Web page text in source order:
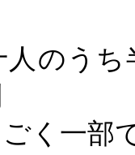
のう
く一部